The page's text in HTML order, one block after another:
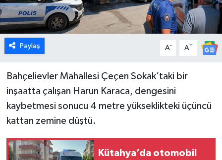
Paylaş A- A+
Bahçelievler Mahallesi Çeçen Sokak’taki bir
inşaatta çalışan Harun Karaca, dengesini
kaybetmesi sonucu 4 metre yükseklikteki üçüncü
kattan zemine düştü.
Kütahya’da otomobil
Foto Galeri
Gediz
Gündem
Hisarcık
İlçeler